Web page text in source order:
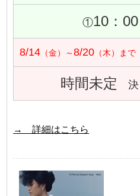
①10：00
8/14 （金）～8/20 （木）まで
時間未定 決
→ 詳細はこちら